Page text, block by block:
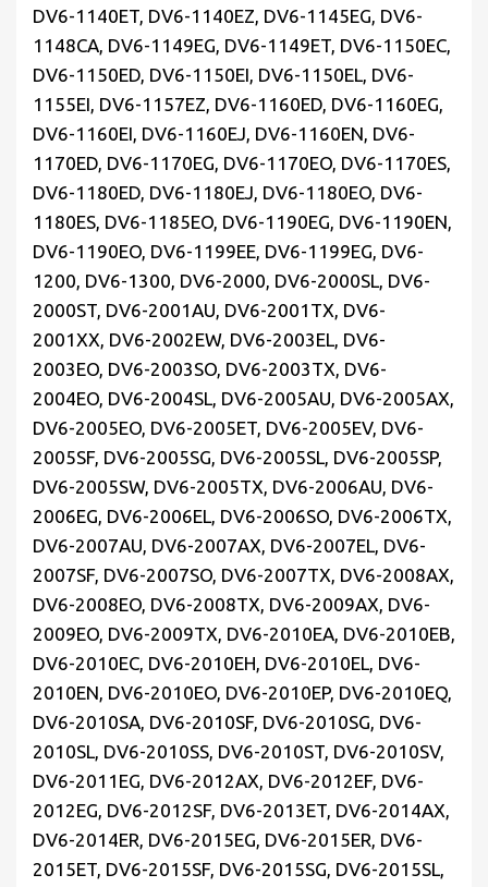
DV6-1140ET, DV6-1140EZ, DV6-1145EG, DV6-
1148CA, DV6-1149EG, DV6-1149ET, DV6-1150EC,
DV6-1150ED, DV6-1150EI, DV6-1150EL, DV6-
1155EI, DV6-1157EZ, DV6-1160ED, DV6-1160EG,
DV6-1160EI, DV6-1160EJ, DV6-1160EN, DV6-
1170ED, DV6-1170EG, DV6-1170EO, DV6-1170ES,
DV6-1180ED, DV6-1180EJ, DV6-1180EO, DV6-
1180ES, DV6-1185EO, DV6-1190EG, DV6-1190EN,
DV6-1190EO, DV6-1199EE, DV6-1199EG, DV6-
1200, DV6-1300, DV6-2000, DV6-2000SL, DV6-
2000ST, DV6-2001AU, DV6-2001TX, DV6-
2001XX, DV6-2002EW, DV6-2003EL, DV6-
2003EO, DV6-2003SO, DV6-2003TX, DV6-
2004EO, DV6-2004SL, DV6-2005AU, DV6-2005AX,
DV6-2005EO, DV6-2005ET, DV6-2005EV, DV6-
2005SF, DV6-2005SG, DV6-2005SL, DV6-2005SP,
DV6-2005SW, DV6-2005TX, DV6-2006AU, DV6-
2006EG, DV6-2006EL, DV6-2006SO, DV6-2006TX,
DV6-2007AU, DV6-2007AX, DV6-2007EL, DV6-
2007SF, DV6-2007SO, DV6-2007TX, DV6-2008AX,
DV6-2008EO, DV6-2008TX, DV6-2009AX, DV6-
2009EO, DV6-2009TX, DV6-2010EA, DV6-2010EB,
DV6-2010EC, DV6-2010EH, DV6-2010EL, DV6-
2010EN, DV6-2010EO, DV6-2010EP, DV6-2010EQ,
DV6-2010SA, DV6-2010SF, DV6-2010SG, DV6-
2010SL, DV6-2010SS, DV6-2010ST, DV6-2010SV,
DV6-2011EG, DV6-2012AX, DV6-2012EF, DV6-
2012EG, DV6-2012SF, DV6-2013ET, DV6-2014AX,
DV6-2014ER, DV6-2015EG, DV6-2015ER, DV6-
2015ET, DV6-2015SF, DV6-2015SG, DV6-2015SL,